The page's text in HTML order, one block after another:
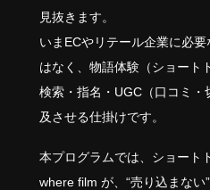
見抜きます。
いまECやリテール企業に必
はなく、物語体験（ショート
検索・指名・UGC（口コミ・
及させる仕掛けです。
本プログラムでは、ショート
where film が、“売り込まな